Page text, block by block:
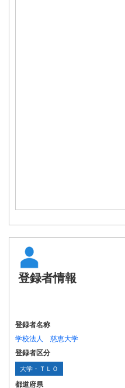
登録者情報
登録者名称
学校法人 慈恵大学
登録者区分
大学・ＴＬＯ
都道府県